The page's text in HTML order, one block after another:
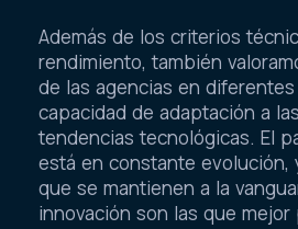
Además de los criterios
rendimiento, también
de las agencias en
capacidad de adaptación a
tendencias tecnológicas. El
está en constante evolución,
que se mantienen a la
innovación son las que mejor